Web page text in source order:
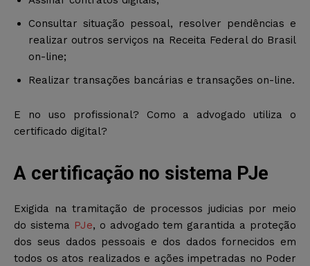
Consultar situação pessoal, resolver pendências e
realizar outros serviços na Receita Federal do Brasil
on-line;
Realizar transações bancárias e transações on-line.
E no uso profissional? Como a advogado utiliza o
certificado digital?
A certificação no sistema PJe
Exigida na tramitação de processos judicias por meio
do sistema PJe, o advogado tem garantida a proteção
dos seus dados pessoais e dos dados fornecidos em
todos os atos realizados e ações impetradas no Poder